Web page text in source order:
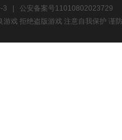
3
公安备案号11010802023729
游戏 拒绝盗版游戏 注意自我保护 谨